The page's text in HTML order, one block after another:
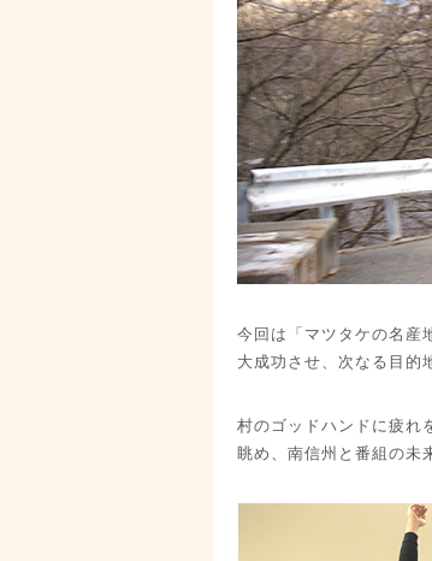
今回は「マツタケの名産
大成功させ、次なる目的
村のゴッドハンドに疲れ
眺め、南信州と番組の未